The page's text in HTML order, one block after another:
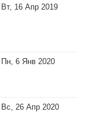
Вт, 16 Апр 2019
Пн, 6 Янв 2020
Вс, 26 Апр 2020